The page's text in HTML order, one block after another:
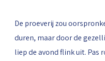
De proeverij zou
duren, maar door de
liep de avond flink uit. Pas